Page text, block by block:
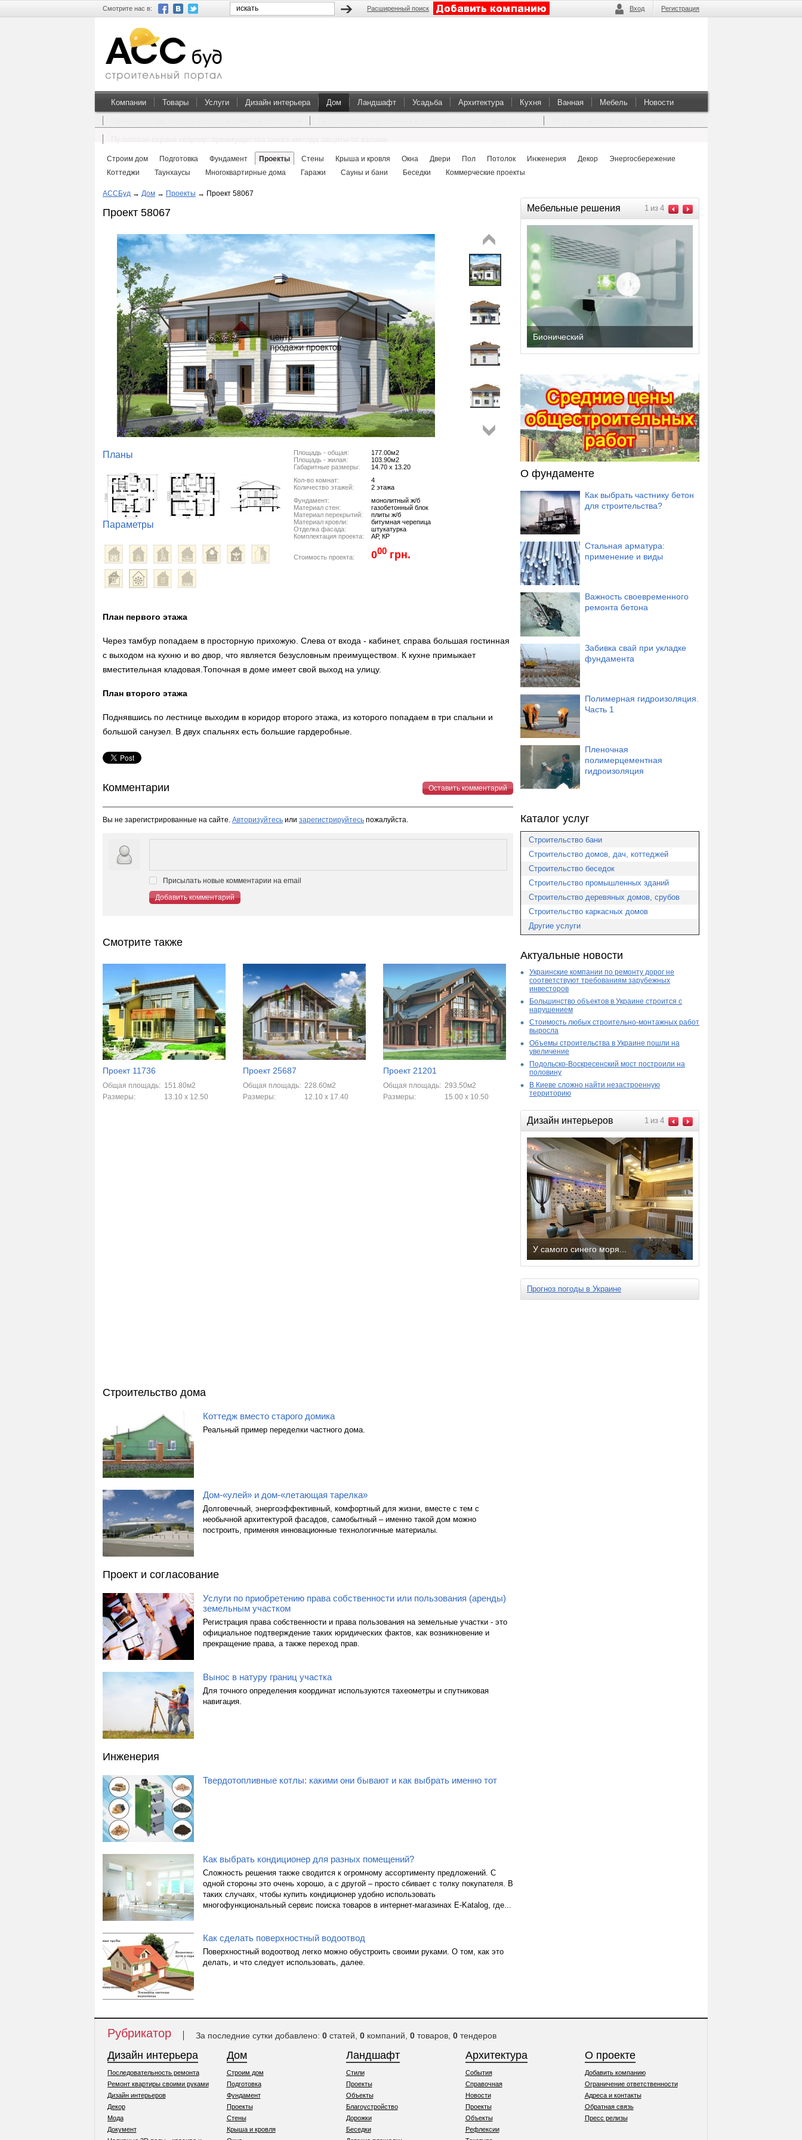
Смотрите нас в: Расширенный поиск Вход Регистрация
Компании Товары Услуги Дизайн интерьера Дом Ландшафт Усадьба Архитектура Кухня Ванная Мебель Новости
Строим дом Подготовка Фундамент Проекты Стены Крыша и кровля Окна Двери Пол Потолок Инженерия Декор
Энергосбережение
Коттеджи
Таунхаусы Многоквартирные дома Гаражи Сауны и бани Беседки Коммерческие проекты
АССБуд → Дом → Проекты → Проект 58067
Проект 58067
Планы
Параметры
Площадь - общая:
177.00м2
Площадь - жилая:
103.90м2
Габаритные размеры:
14.70 х 13.20
Кол-во комнат:
4
Количество этажей:
2 этажа
Фундамент:
монолитный ж/б
Материал стен:
газобетонный блок
Материал перекрытий:
плиты ж/б
Материал кровли:
битумная черепица
Отделка фасада:
штукатурка
Комплектация проекта:
АР, КР
Стоимость проекта: 000 грн.
План первого этажа
Через тамбур попадаем в просторную прихожую. Слева от входа - кабинет, справа большая гостинная
с выходом на кухню и во двор, что является безусловным преимуществом. К кухне примыкает
вместительная кладовая.Топочная в доме имеет свой выход на улицу.
План второго этажа
Поднявшись по лестнице выходим в коридор второго этажа, из которого попадаем в три спальни и
большой санузел. В двух спальнях есть большие гардеробные.
Комментарии Оставить комментарий
Вы не зарегистрированные на сайте. Авторизуйтесь или зарегистрируйтесь пожалуйста.
Присылать новые комментарии на email
Добавить комментарий
Смотрите также
Проект 11736
Общая площадь: 151.80м2
Размеры:
13.10 x 12.50
Проект 25687
Общая площадь: 228.60м2
Размеры:
12.10 х 17.40
Проект 21201
Общая площадь: 293.50м2
Размеры:
15.00 x 10.50
Строительство дома
Коттедж вместо старого домика
Реальный пример переделки частного дома.
Дом-«улей» и дом-«летающая тарелка»
Долговечный, энергоэффективный, комфортный для жизни, вместе с тем с
необычной архитектурой фасадов, самобытный – именно такой дом можно
построить, применяя инновационные технологичные материалы.
Проект и согласование
Услуги по приобретению права собственности или пользования (аренды)
земельным участком
Регистрация права собственности и права пользования на земельные участки - это
официальное подтверждение таких юридических фактов, как возникновение и
прекращение права, а также переход прав.
Вынос в натуру границ участка
Для точного определения координат используются тахеометры и спутниковая
навигация.
Инженерия
Твердотопливные котлы: какими они бывают и как выбрать именно тот
Как выбрать кондиционер для разных помещений?
Сложность решения также сводится к огромному ассортименту предложений. С
одной стороны это очень хорошо, а с другой – просто сбивает с толку покупателя. В
таких случаях, чтобы купить кондиционер удобно использовать
многофункциональный сервис поиска товаров в интернет-магазинах E-Katalog, где...
Как сделать поверхностный водоотвод
Поверхностный водоотвод легко можно обустроить своими руками. О том, как это
делать, и что следует использовать, далее.
Мебельные решения 1 из 4
Бионический
О фундаменте
Как выбрать частнику бетон
для строительства?
Стальная арматура:
применение и виды
Важность своевременного
ремонта бетона
Забивка свай при укладке
фундамента
Полимерная гидроизоляция.
Часть 1
Пленочная
полимерцементная
гидроизоляция
Каталог услуг
Строительство бани
Строительство домов, дач, коттеджей
Строительство беседок
Строительство промышленных зданий
Строительство деревяных домов, срубов
Строительство каркасных домов
Другие услуги
Актуальные новости
Украинские компании по ремонту дорог не
соответствуют требованиям зарубежных
инвесторов
Большинство объектов в Украине строится с
нарушением
Стоимость любых строительно-монтажных работ
выросла
Объемы строительства в Украине пошли на
увеличение
Подольско-Воскресенский мост построили на
половину
В Киеве сложно найти незастроенную
территорию
Дизайн интерьеров 1 из 4
У самого синего моря...
Прогноз погоды в Украине
Рубрикатор За последние сутки добавлено: 0статей, 0компаний, 0товаров, 0тендеров
Дизайн интерьера
Последовательность ремонта
Ремонт квартиры своими руками
Дизайн интерьеров
Декор
Мода
Документ
Дом
Строим дом
Подготовка
Фундамент
Проекты
Стены
Крыша и кровля
Ландшафт
Стили
Проекты
Объекты
Благоустройство
Дорожки
Беседки
Архитектура
События
Справочная
Новости
Проекты
Объекты
Рефлексии
О проекте
Добавить компанию
Ограничение ответственности
Адреса и контакты
Обратная связь
Пресс релизы